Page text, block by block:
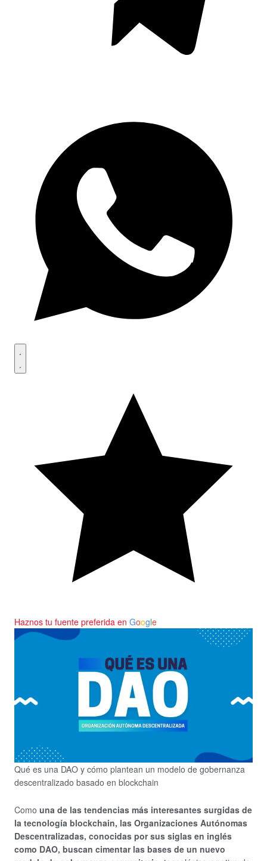
Haznos tu fuente preferida en Google
Qué es una DAO y cómo plantean un modelo de gobernanza
descentralizado basado en blockchain
Como una de las tendencias más interesantes surgidas de
la tecnología blockchain, las Organizaciones Autónomas
Descentralizadas, conocidas por sus siglas en inglés
como DAO, buscan cimentar las bases de un nuevo